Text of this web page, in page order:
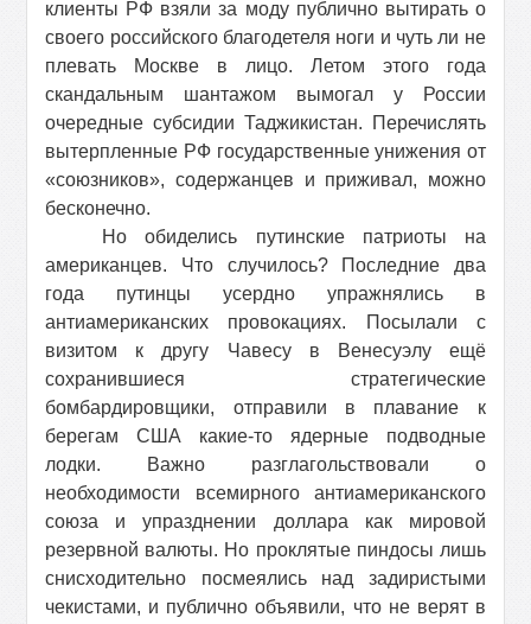
клиенты РФ взяли за моду публично вытирать о
своего российского благодетеля ноги и чуть ли не
плевать Москве в лицо. Летом этого года
скандальным шантажом вымогал у России
очередные субсидии Таджикистан. Перечислять
вытерпленные РФ государственные унижения от
«союзников», содержанцев и приживал, можно
бесконечно.
Но обиделись путинские патриоты на
американцев. Что случилось? Последние два
года путинцы усердно упражнялись в
антиамериканских провокациях. Посылали с
визитом к другу Чавесу в Венесуэлу ещё
сохранившиеся стратегические
бомбардировщики, отправили в плавание к
берегам США какие-то ядерные подводные
лодки. Важно разглагольствовали о
необходимости всемирного антиамериканского
союза и упразднении доллара как мировой
резервной валюты. Но проклятые пиндосы лишь
снисходительно посмеялись над задиристыми
чекистами, и публично объявили, что не верят в